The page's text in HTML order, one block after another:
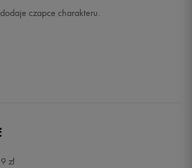
czapce charakteru.
zł